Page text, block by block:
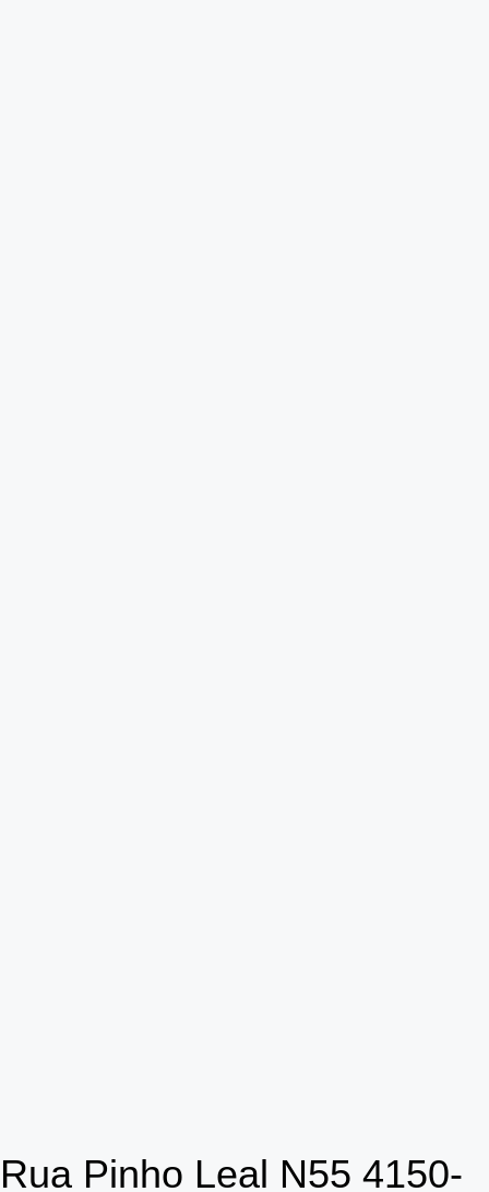
Rua Pinho Leal N55 4150-